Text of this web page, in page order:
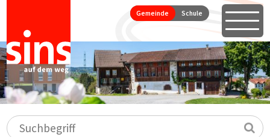
Direkt zum Inhalt springen
Hauptnavigation
Gemeinde Schule
Suchbegriff